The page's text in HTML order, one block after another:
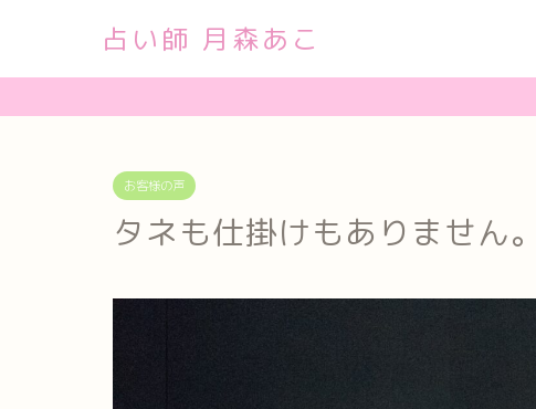
占い師 月森あこ
お客様の声
タネも仕掛けもありません。